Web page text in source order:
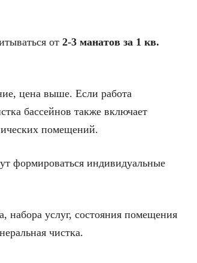
от 2-3 манатов за 1 кв.
цена выше. Если работа
бассейнов также включает
помещений.
формироваться индивидуальные
набора услуг, состояния помещения
чистка.